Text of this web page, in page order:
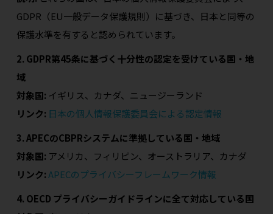
GDPR（EU一般データ保護規則）に基づき、日本と同等の
保護水準を有すると認められています。
2. GDPR第45条に基づく十分性の認定を受けている国・地
域
対象国: イギリス、カナダ、ニュージーランド
リンク: 日本の個人情報保護委員会による認定情報
3. APECのCBPRシステムに準拠している国・地域
対象国: アメリカ、フィリピン、オーストラリア、カナダ
リンク: APECのプライバシーフレームワーク情報
4. OECD プライバシーガイドラインに全て対応している国